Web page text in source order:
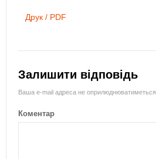
Друк / PDF
Залишити відповідь
Ваша e-mail адреса не оприлюднюватиметься.
Коментар